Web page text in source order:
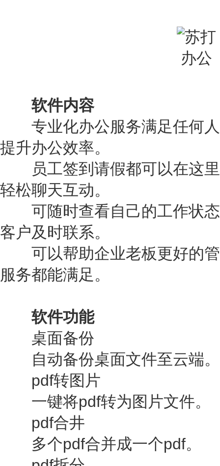
软件内容
专业化办公服务满足任何人
提升办公效率。
员工签到请假都可以在这里
轻松聊天互动。
可随时查看自己的工作状态
客户及时联系。
可以帮助企业老板更好的管
服务都能满足。
软件功能
桌面备份
自动备份桌面文件至云端。
pdf转图片
一键将pdf转为图片文件。
pdf合井
多个pdf合并成一个pdf。